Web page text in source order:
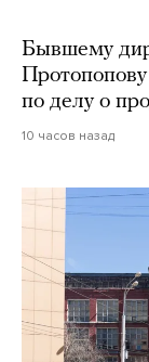
Бывшему
по делу о
10 часов назад